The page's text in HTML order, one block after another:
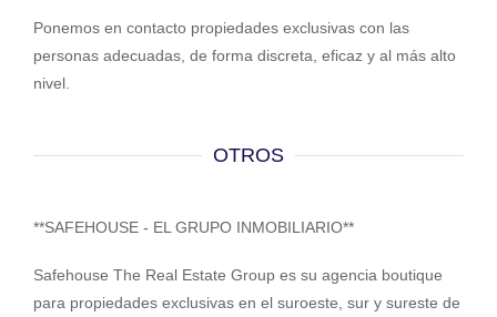
Ponemos en contacto propiedades exclusivas con las
personas adecuadas, de forma discreta, eficaz y al más alto
nivel.
OTROS
**SAFEHOUSE - EL GRUPO INMOBILIARIO**
Safehouse The Real Estate Group es su agencia boutique
para propiedades exclusivas en el suroeste, sur y sureste de